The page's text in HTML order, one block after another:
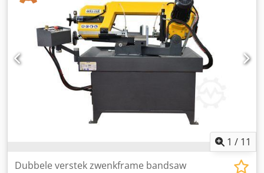
draadtapapparaat Dsdpfx Ahjxtfy He Ssck - variabel
toerental van de spil - koelsysteem
1 / 11
Dubbele verstek zwenkframe bandsaw